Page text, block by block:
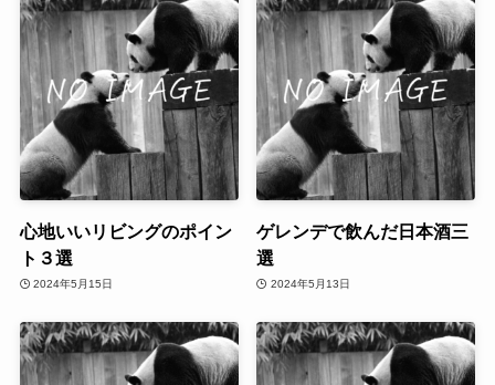
心地いいリビングのポイン
ト３選
2024年5月15日
ゲレンデで飲んだ日本酒三
選
2024年5月13日